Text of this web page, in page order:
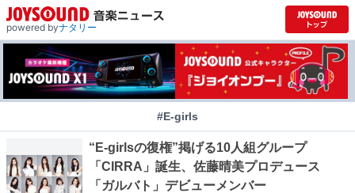
powered byナタリー
#E-girls
“E-girlsの復権”掲げる10人組グループ
「CIRRA」誕生、佐藤晴美プロデュース
「ガルバト」デビューメンバー